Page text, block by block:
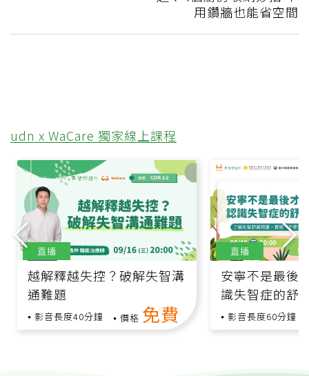
用鑽牆也能省空間
udn x WaCare 獨家線上課程
越解釋越失控？破解失智溝
通難題
影音長度40分鐘 價格 免費
直播
安寧不是最後
識失智症的舒
影音長度60分鐘
直播